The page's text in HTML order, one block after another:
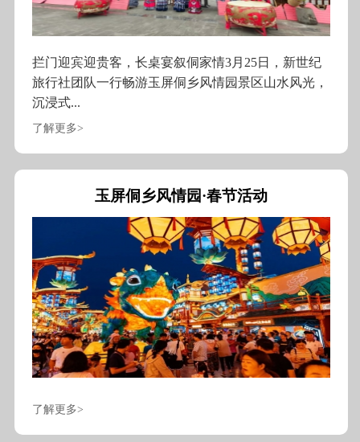
拦门迎宾迎贵客，长桌宴叙侗家情3月25日，新世纪
旅行社团队一行畅游玉屏侗乡风情园景区山水风光，
沉浸式...
了解更多>
玉屏侗乡风情园·春节活动
了解更多>